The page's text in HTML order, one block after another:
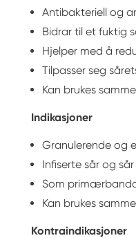
Antibakteriell og
Bidrar til et fuktig
Hjelper med å
Tilpasser seg
Kan brukes
Indikasjoner
Granulerende og
Infiserte sår og
Som
Kan brukes
Kontraindikasjoner